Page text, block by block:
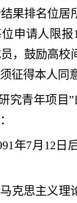
果排名位居
申请人限
，鼓励高校
征得本人同
究青年项目
年7月12日
克思主义理